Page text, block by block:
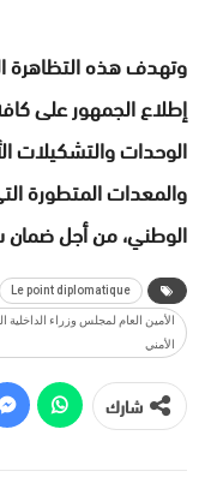
إطلاع الجمهور على
الوحدات والتشكيلات
والمعدات المتطورة
الوطني، من أجل
Le point diplomatique
الأمين العام لمجلس وزراء
الأمني
شارك